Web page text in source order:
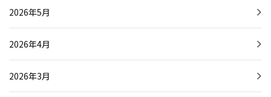
2026年5月
2026年4月
2026年3月